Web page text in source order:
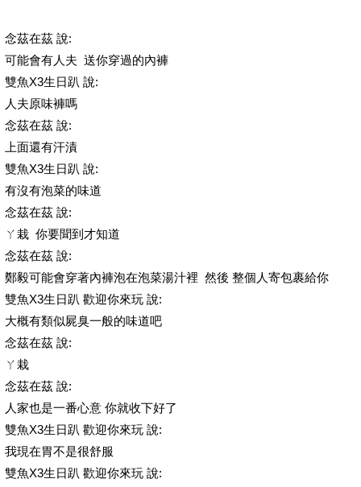
念茲在茲 說:
可能會有人夫 送你穿過的內褲
雙魚X3生日趴 說:
人夫原味褲嗎
念茲在茲 說:
上面還有汗漬
雙魚X3生日趴 說:
有沒有泡菜的味道
念茲在茲 說:
ㄚ栽 你要聞到才知道
念茲在茲 說:
鄭毅可能會穿著內褲泡在泡菜湯汁裡 然後 整個人寄包裹給你
雙魚X3生日趴 歡迎你來玩 說:
大概有類似屍臭一般的味道吧
念茲在茲 說:
ㄚ栽
念茲在茲 說:
人家也是一番心意 你就收下好了
雙魚X3生日趴 歡迎你來玩 說:
我現在胃不是很舒服
雙魚X3生日趴 歡迎你來玩 說: